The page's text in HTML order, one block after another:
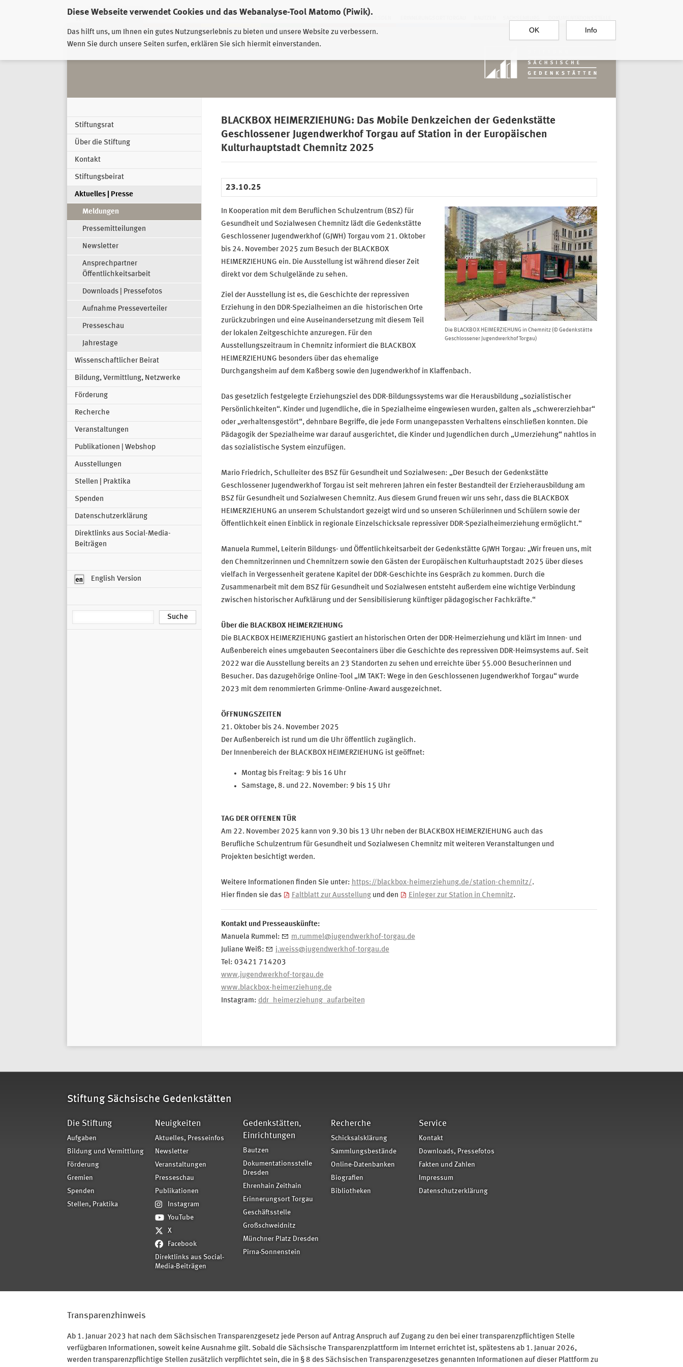
Diese Webseite verwendet Cookies und das Webanalyse-Tool Matomo (Piwik).
Das hilft uns, um Ihnen ein gutes Nutzungserlebnis zu bieten und unsere Website zu verbessern.
Wenn Sie durch unsere Seiten surfen, erklären Sie sich hiermit einverstanden.
OK Info
EHRENHAIN ZEITHAIN MÜNCHNER PLATZ DRESDEN
Stiftungsrat
Über die Stiftung
Kontakt
Stiftungsbeirat
Aktuelles | Presse
Meldungen
Pressemitteilungen
Newsletter
Ansprechpartner
Öffentlichkeitsarbeit
Downloads | Pressefotos
Aufnahme Presseverteiler
Presseschau
Jahrestage
Wissenschaftlicher Beirat
Bildung, Vermittlung, Netzwerke
Förderung
Recherche
Veranstaltungen
Publikationen | Webshop
Ausstellungen
Stellen | Praktika
Spenden
Datenschutzerklärung
Direktlinks aus Social-Media-
Beiträgen
English Version
BLACKBOX HEIMERZIEHUNG: Das Mobile Denkzeichen der Gedenkstätte
Geschlossener Jugendwerkhof Torgau auf Station in der Europäischen
Kulturhauptstadt Chemnitz 2025
23.10.25
Die BLACKBOX HEIMERZIEHUNG in Chemnitz (© Gedenkstätte
Geschlossener Jugendwerkhof Torgau)
In Kooperation mit dem Beruflichen Schulzentrum (BSZ) für
Gesundheit und Sozialwesen Chemnitz lädt die Gedenkstätte
Geschlossener Jugendwerkhof (GJWH) Torgau vom 21. Oktober
bis 24. November 2025 zum Besuch der BLACKBOX
HEIMERZIEHUNG ein. Die Ausstellung ist während dieser Zeit
direkt vor dem Schulgelände zu sehen.
Ziel der Ausstellung ist es, die Geschichte der repressiven
Erziehung in den DDR-Spezialheimen an die historischen Orte
zurückzubringen und eine Auseinandersetzung mit diesem Teil
der lokalen Zeitgeschichte anzuregen. Für den
Ausstellungszeitraum in Chemnitz informiert die BLACKBOX
HEIMERZIEHUNG besonders über das ehemalige
Durchgangsheim auf dem Kaßberg sowie den Jugendwerkhof in Klaffenbach.
Das gesetzlich festgelegte Erziehungsziel des DDR-Bildungssystems war die Herausbildung „sozialistischer
Persönlichkeiten“. Kinder und Jugendliche, die in Spezialheime eingewiesen wurden, galten als „schwererziehbar“
oder „verhaltensgestört“, dehnbare Begriffe, die jede Form unangepassten Verhaltens einschließen konnten. Die
Pädagogik der Spezialheime war darauf ausgerichtet, die Kinder und Jugendlichen durch „Umerziehung“ nahtlos in
das sozialistische System einzufügen.
Mario Friedrich, Schulleiter des BSZ für Gesundheit und Sozialwesen: „Der Besuch der Gedenkstätte
Geschlossener Jugendwerkhof Torgau ist seit mehreren Jahren ein fester Bestandteil der Erzieherausbildung am
BSZ für Gesundheit und Sozialwesen Chemnitz. Aus diesem Grund freuen wir uns sehr, dass die BLACKBOX
HEIMERZIEHUNG an unserem Schulstandort gezeigt wird und so unseren Schülerinnen und Schülern sowie der
Öffentlichkeit einen Einblick in regionale Einzelschicksale repressiver DDR-Spezialheimerziehung ermöglicht.“
Manuela Rummel, Leiterin Bildungs- und Öffentlichkeitsarbeit der Gedenkstätte GJWH Torgau: „Wir freuen uns, mit
den Chemnitzerinnen und Chemnitzern sowie den Gästen der Europäischen Kulturhauptstadt 2025 über dieses
vielfach in Vergessenheit geratene Kapitel der DDR-Geschichte ins Gespräch zu kommen. Durch die
Zusammenarbeit mit dem BSZ für Gesundheit und Sozialwesen entsteht außerdem eine wichtige Verbindung
zwischen historischer Aufklärung und der Sensibilisierung künftiger pädagogischer Fachkräfte.“
Über die BLACKBOX HEIMERZIEHUNG
Die BLACKBOX HEIMERZIEHUNG gastiert an historischen Orten der DDR-Heimerziehung und klärt im Innen- und
Außenbereich eines umgebauten Seecontainers über die Geschichte des repressiven DDR-Heimsystems auf. Seit
2022 war die Ausstellung bereits an 23 Standorten zu sehen und erreichte über 55.000 Besucherinnen und
Besucher. Das dazugehörige Online-Tool „IM TAKT: Wege in den Geschlossenen Jugendwerkhof Torgau“ wurde
2023 mit dem renommierten Grimme-Online-Award ausgezeichnet.
ÖFFNUNGSZEITEN
21. Oktober bis 24. November 2025
Der Außenbereich ist rund um die Uhr öffentlich zugänglich.
Der Innenbereich der BLACKBOX HEIMERZIEHUNG ist geöffnet:
Montag bis Freitag: 9 bis 16 Uhr
Samstage, 8. und 22. November: 9 bis 15 Uhr
TAG DER OFFENEN TÜR
Am 22. November 2025 kann von 9.30 bis 13 Uhr neben der BLACKBOX HEIMERZIEHUNG auch das
Berufliche Schulzentrum für Gesundheit und Sozialwesen Chemnitz mit weiteren Veranstaltungen und
Projekten besichtigt werden.
Weitere Informationen finden Sie unter: https://blackbox-heimerziehung.de/station-chemnitz/ .
Hier finden sie das
Faltblatt zur Ausstellungund den Einleger zur Station in Chemnitz.
Kontakt und Presseauskünfte:
Manuela Rummel:
m.rummel@jugendwerkhof-torgau.de
Juliane Weiß:
j.weiss@jugendwerkhof-torgau.de
Tel: 03421 714203
www.jugendwerkhof-torgau.de
www.blackbox-heimerziehung.de
Instagram: ddr_heimerziehung_aufarbeiten
Stiftung Sächsische Gedenkstätten
Die Stiftung
Aufgaben
Bildung und Vermittlung
Förderung
Gremien
Spenden
Stellen, Praktika
Neuigkeiten
Aktuelles, Presseinfos
Newsletter
Veranstaltungen
Presseschau
Publikationen
Instagram
YouTube
X
Facebook
Direktlinks aus Social-
Media-Beiträgen
Gedenkstätten,
Einrichtungen
Bautzen
Dokumentationsstelle
Dresden
Ehrenhain Zeithain
Erinnerungsort Torgau
Geschäftsstelle
Großschweidnitz
Münchner Platz Dresden
Pirna-Sonnenstein
Recherche
Schicksalsklärung
Sammlungsbestände
Online-Datenbanken
Biografien
Bibliotheken
Service
Kontakt
Downloads, Pressefotos
Fakten und Zahlen
Impressum
Datenschutzerklärung
Transparenzhinweis
Ab 1. Januar 2023 hat nach dem Sächsischen Transparenzgesetz jede Person auf Antrag Anspruch auf Zugang zu den bei einer transparenzpflichtigen Stelle
verfügbaren Informationen, soweit keine Ausnahme gilt. Sobald die Sächsische Transparenzplattform im Internet errichtet ist, spätestens ab 1. Januar 2026,
werden transparenzpflichtige Stellen zusätzlich verpflichtet sein, die in § 8 des Sächsischen Transparenzgesetzes genannten Informationen auf dieser Plattform zu